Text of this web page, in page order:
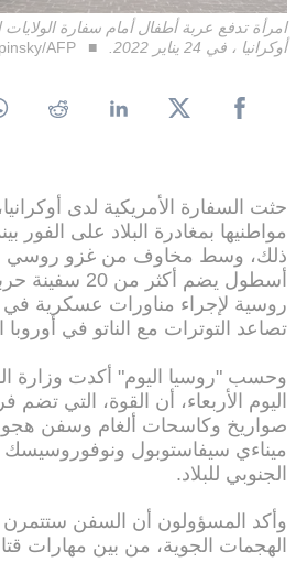
امرأة تدفع عربة أطفال أمام سفارة
أوكرانيا ، في 24 يناير 2022.
AFP
حثت السفارة الأمريكية لدى
مواطنيها بمغادرة البلاد على الفور
ذلك، وسط مخاوف من غزو روسي
أسطول يضم أكثر
روسية لإجراء مناورات عسكرية
تصاعد التوترات مع الناتو في أوروبا
وحسب "روسيا اليوم" أكدت وزارة
اليوم الأربعاء، أن القوة، التي
صواريخ وكاسحات ألغام وسفن
ميناءي سيفاستوبول
الجنوبي للبلاد.
وأكد المسؤولون أن السفن ستتمرن
الهجمات الجوية، من بين مهارات